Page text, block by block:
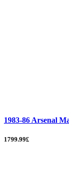
1983-86 Arsenal
1799.99£